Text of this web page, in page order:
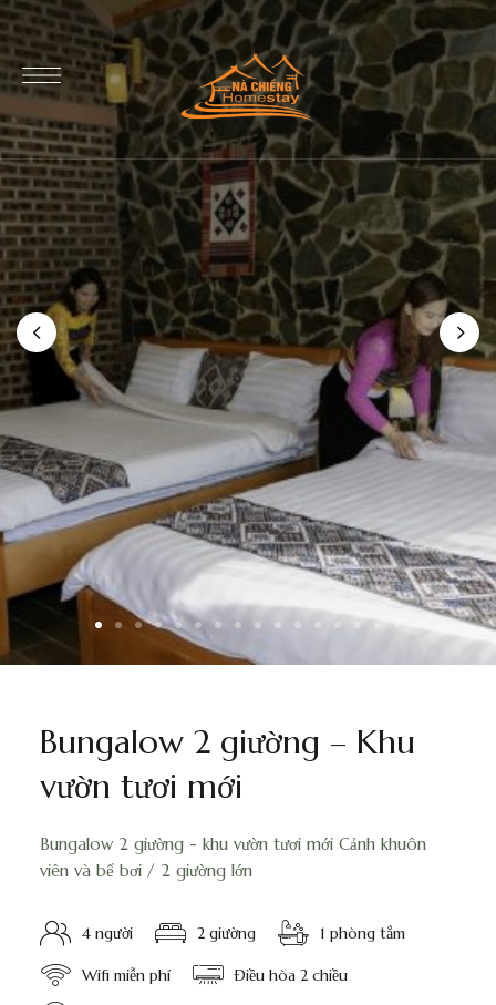
Bungalow 2 giường – Khu
vườn tươi mới
Bungalow 2 giường - khu vườn tươi mới Cảnh khuôn
viên và bể bơi / 2 giường lớn
4 người 2 giường 1 phòng tắm
Wifi miễn phí Điều hòa 2 chiều